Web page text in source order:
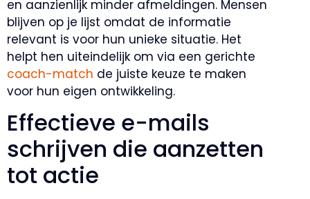
en aanzienlijk minder afmeldingen. Mensen
blijven op je lijst omdat de informatie
relevant is voor hun unieke situatie. Het
helpt hen uiteindelijk om via een gerichte
coach-match de juiste keuze te maken
voor hun eigen ontwikkeling.
Effectieve e-mails
schrijven die aanzetten
tot actie